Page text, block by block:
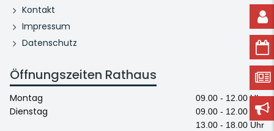
Kontakt
Impressum
Datenschutz
Öffnungszeiten Rathaus
Montag 09.00 - 12.00 Uhr
Dienstag
09.00 - 12.00 Uhr
13.00 - 18.00 Uhr